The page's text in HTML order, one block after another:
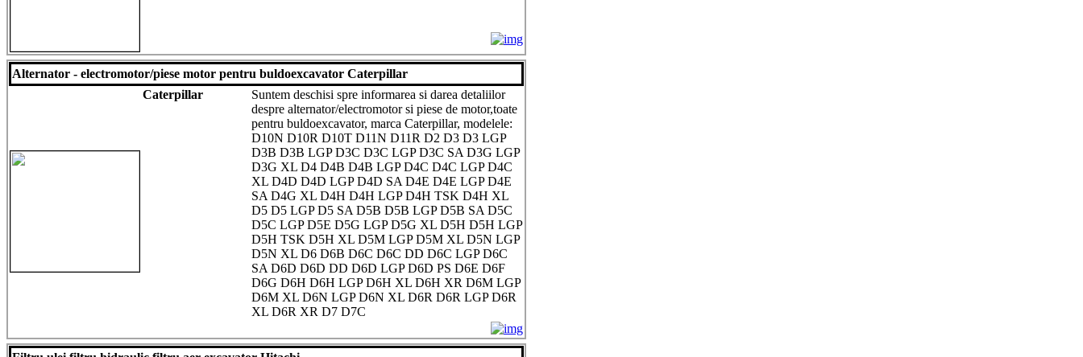
Alternator - electromotor/piese motor pentru buldoexcavator Caterpillar
Caterpillar
Suntem deschisi spre informarea si darea detaliilor
despre alternator/electromotor si piese de motor,toate
pentru buldoexcavator, marca Caterpillar, modelele:
D10N D10R D10T D11N D11R D2 D3 D3 LGP
D3B D3B LGP D3C D3C LGP D3C SA D3G LGP
D3G XL D4 D4B D4B LGP D4C D4C LGP D4C
XL D4D D4D LGP D4D SA D4E D4E LGP D4E
SA D4G XL D4H D4H LGP D4H TSK D4H XL
D5 D5 LGP D5 SA D5B D5B LGP D5B SA D5C
D5C LGP D5E D5G LGP D5G XL D5H D5H LGP
D5H TSK D5H XL D5M LGP D5M XL D5N LGP
D5N XL D6 D6B D6C D6C DD D6C LGP D6C
SA D6D D6D DD D6D LGP D6D PS D6E D6F
D6G D6H D6H LGP D6H XL D6H XR D6M LGP
D6M XL D6N LGP D6N XL D6R D6R LGP D6R
XL D6R XR D7 D7C